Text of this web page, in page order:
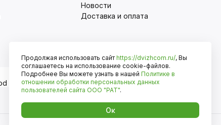
Новости
Доставка и оплата
Оплата
Продолжая использовать сайт https://dvizhcom.ru/, Вы
соглашаетесь на использование cookie-файлов.
Подробнее Вы можете узнать в нашей Политике в
отношении обработки персональных данных
пользователей сайта ООО "РАТ".
Ок